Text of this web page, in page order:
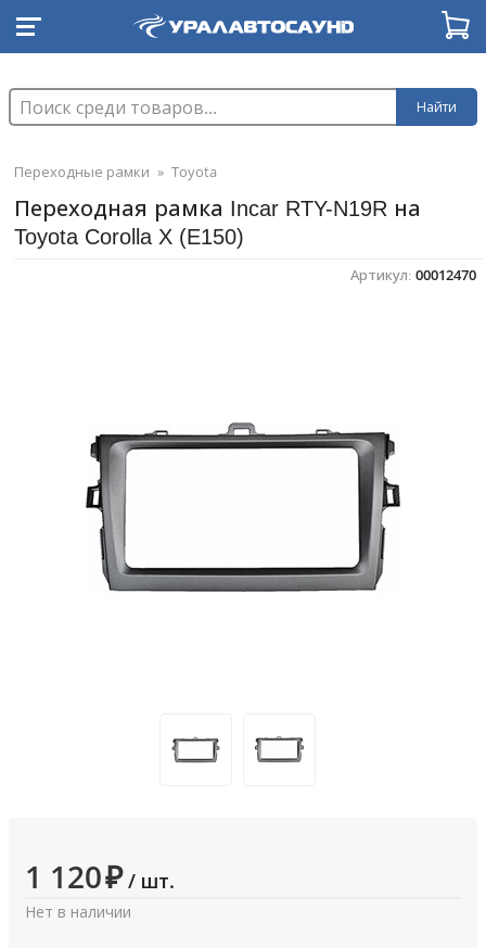
Найти
Переходные рамки » Toyota
Переходная рамка Incar RTY-N19R на
Toyota Corolla X (E150)
Артикул: 00012470
1 120₽ / шт.
Нет в наличии